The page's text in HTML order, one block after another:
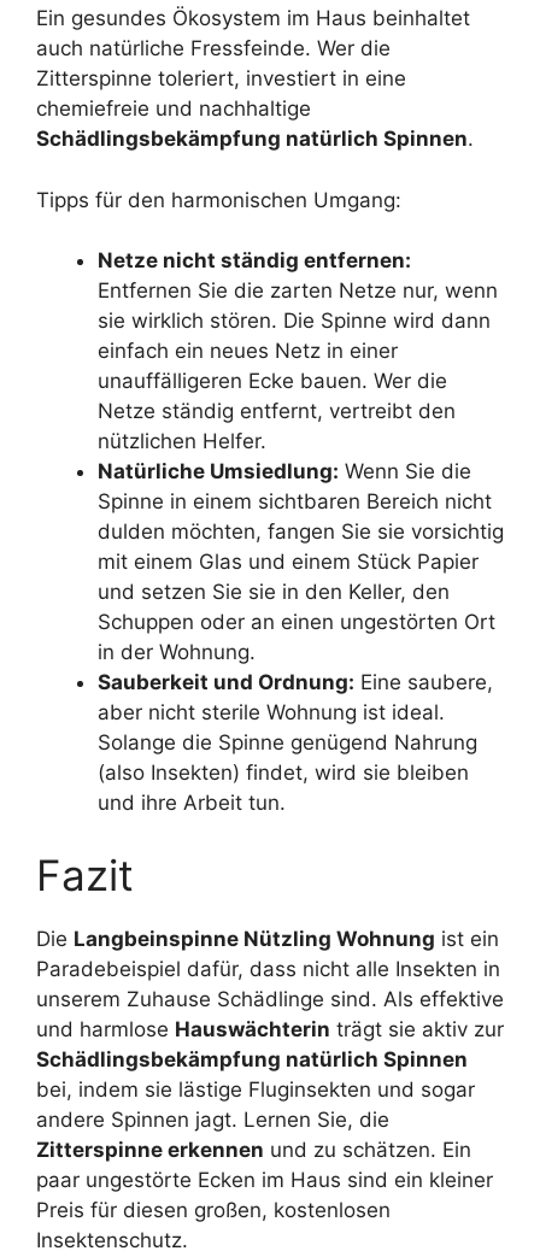
Ein gesundes Ökosystem im Haus beinhaltet
auch natürliche Fressfeinde. Wer die
Zitterspinne toleriert, investiert in eine
chemiefreie und nachhaltige
Schädlingsbekämpfung natürlich Spinnen.
Tipps für den harmonischen Umgang:
Netze nicht ständig entfernen:
Entfernen Sie die zarten Netze nur, wenn
sie wirklich stören. Die Spinne wird dann
einfach ein neues Netz in einer
unauffälligeren Ecke bauen. Wer die
Netze ständig entfernt, vertreibt den
nützlichen Helfer.
Natürliche Umsiedlung: Wenn Sie die
Spinne in einem sichtbaren Bereich nicht
dulden möchten, fangen Sie sie vorsichtig
mit einem Glas und einem Stück Papier
und setzen Sie sie in den Keller, den
Schuppen oder an einen ungestörten Ort
in der Wohnung.
Sauberkeit und Ordnung: Eine saubere,
aber nicht sterile Wohnung ist ideal.
Solange die Spinne genügend Nahrung
(also Insekten) findet, wird sie bleiben
und ihre Arbeit tun.
Fazit
Die Langbeinspinne Nützling Wohnung ist ein
Paradebeispiel dafür, dass nicht alle Insekten in
unserem Zuhause Schädlinge sind. Als effektive
und harmlose Hauswächterin trägt sie aktiv zur
Schädlingsbekämpfung natürlich Spinnen
bei, indem sie lästige Fluginsekten und sogar
andere Spinnen jagt. Lernen Sie, die
Zitterspinne erkennen und zu schätzen. Ein
paar ungestörte Ecken im Haus sind ein kleiner
Preis für diesen großen, kostenlosen
Insektenschutz.